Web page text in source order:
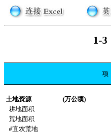
1-3
项
土地资源
(万公顷)
耕地面积
荒地面积
#宜农荒地